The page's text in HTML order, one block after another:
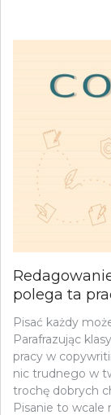
polega ta
Pisać każdy
Parafrazując
pracy w
nic trudnego w
trochę dobrych
Pisanie to wcale